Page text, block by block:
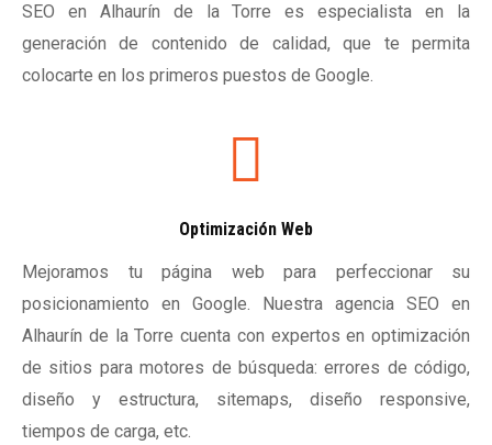
SEO en Alhaurín de la Torre es especialista en la
generación de contenido de calidad, que te permita
colocarte en los primeros puestos de Google.
Optimización Web
Mejoramos tu página web para perfeccionar su
posicionamiento en Google. Nuestra agencia SEO en
Alhaurín de la Torre cuenta con expertos en optimización
de sitios para motores de búsqueda: errores de código,
diseño y estructura, sitemaps, diseño responsive,
tiempos de carga, etc.